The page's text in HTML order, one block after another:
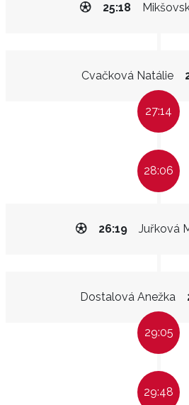
25:18
Cvačková Natálie
27:14
28:06
Juřková
26:19
Dostalová Anežka
29:05
29:48